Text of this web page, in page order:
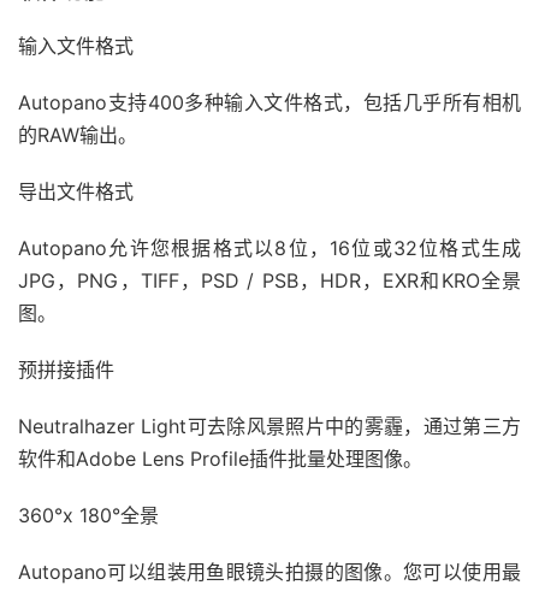
输入文件格式
Autopano支持400多种输入文件格式，包括几乎所有相机
的RAW输出。
导出文件格式
Autopano允许您根据格式以8位，16位或32位格式生成
JPG，PNG，TIFF，PSD / PSB，HDR，EXR和KRO全景
图。
预拼接插件
Neutralhazer Light可去除风景照片中的雾霾，通过第三方
软件和Adobe Lens Profile插件批量处理图像。
360°x 180°全景
Autopano可以组装用鱼眼镜头拍摄的图像。您可以使用最